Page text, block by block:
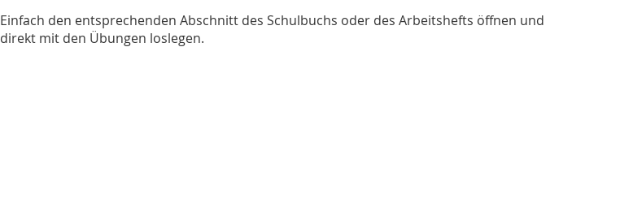
Einfach den entsprechenden Abschnitt des Schulbuchs oder des Arbeitshefts öffnen und
direkt mit den Übungen loslegen.